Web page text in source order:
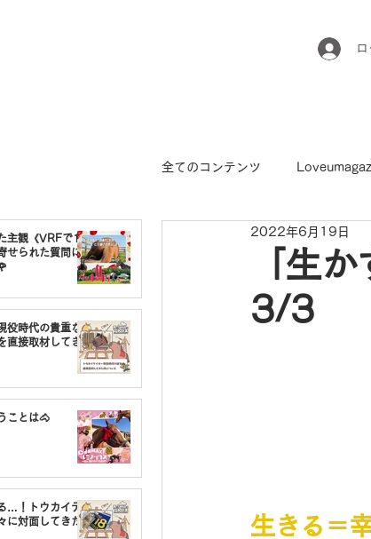
ロ
主観《VRFで1番
せられた質問に
役時代の貴重な
直接取材してき
ことは🐴
…！トウカイテ
に対面してきた
全てのコンテンツ
ウマのお坊さん徒然日記
引退馬コレクション
「生
3/3
2022年6月19日
生きる＝